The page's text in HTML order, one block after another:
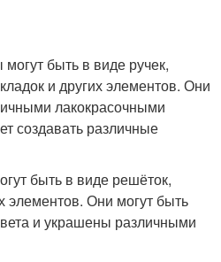
быть в виде ручек,
и других элементов. Они
лакокрасочными
создавать различные
быть в виде решёток,
элементов. Они могут быть
и украшены различными